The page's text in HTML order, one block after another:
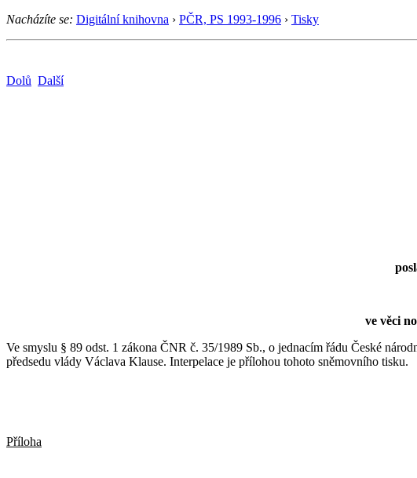
Nacházíte se: Digitální knihovna › PČR, PS 1993-1996 › Tisky
Dolů Další
ve věci
Ve smyslu § 89 odst. 1 zákona ČNR č. 35/1989 Sb., o jednacím řádu České
předsedu vlády Václava Klause. Interpelace je přílohou tohoto sněmovního tisku.
Příloha